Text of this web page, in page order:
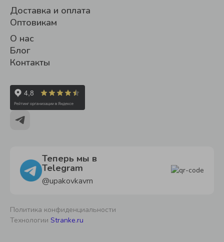
Доставка и оплата
Оптовикам
О нас
Блог
Контакты
Теперь мы в
Telegram
@upakovkavrn
Политика конфиденциальности
Технологии Stranke.ru